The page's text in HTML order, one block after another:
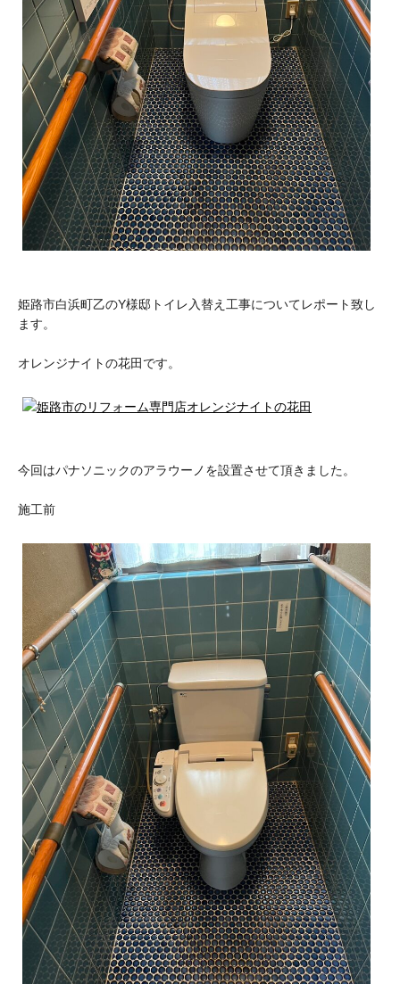
姫路市白浜町乙のY様邸トイレ入替え工事についてレポート致し
ます。
オレンジナイトの花田です。
今回はパナソニックのアラウーノを設置させて頂きました。
施工前